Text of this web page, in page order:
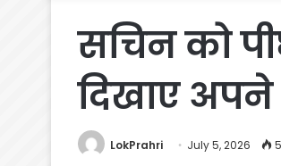
सचिन को
दिखाए
LokPrahri July 5, 2026 5